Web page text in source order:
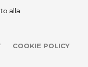
alla
COOKIE POLICY